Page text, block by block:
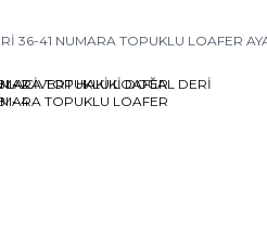
36-41 NUMARA TOPUKLU LOAFER